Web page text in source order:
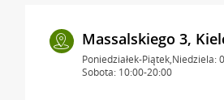
Massalskiego 3,
Poniedziałek-Piątek,Niedziela:
Sobota: 10:00-20:00